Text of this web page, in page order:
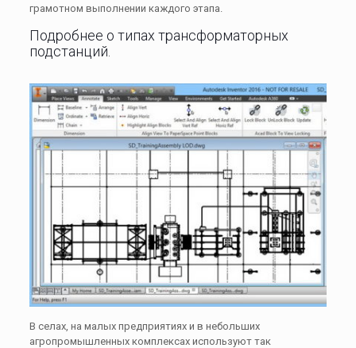
грамотном выполнении каждого этапа.
Подробнее о типах трансформаторных
подстанций.
В селах, на малых предприятиях и в небольших
агропромышленных комплексах используют так